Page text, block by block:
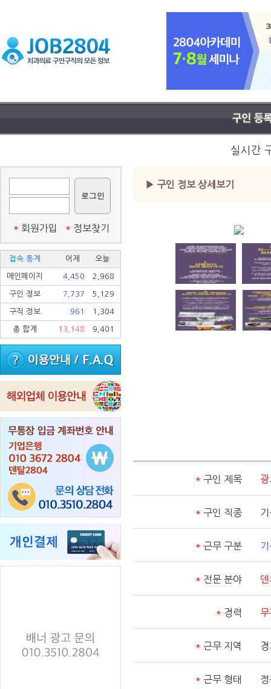
실시간
* 회원가입 * 정보찾기
접속 통계 어제 오늘
메인페이지 4,450 2,968
구인 정보 7,737 5,129
구직 정보 961 1,304
총 합계 13,148 9,401
▶ 구인 정보 상세보기
* 구인 제목 광
* 구인 직종
* 근무 구분
* 전문 분야
* 경력
* 근무 지역
* 근무 형태